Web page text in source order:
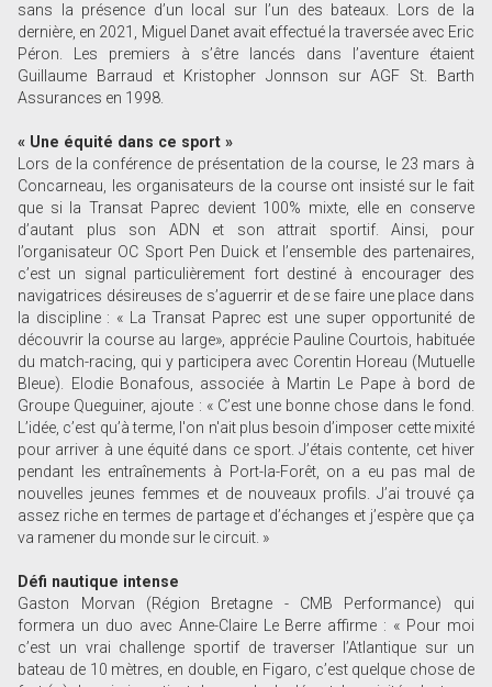
sans la présence d’un local sur l’un des bateaux. Lors de la
dernière, en 2021, Miguel Danet avait effectué la traversée avec Eric
Péron. Les premiers à s’être lancés dans l’aventure étaient
Guillaume Barraud et Kristopher Jonnson sur AGF St. Barth
Assurances en 1998.
« Une équité dans ce sport »
Lors de la conférence de présentation de la course, le 23 mars à
Concarneau, les organisateurs de la course ont insisté sur le fait
que si la Transat Paprec devient 100% mixte, elle en conserve
d’autant plus son ADN et son attrait sportif. Ainsi, pour
l’organisateur OC Sport Pen Duick et l’ensemble des partenaires,
c’est un signal particulièrement fort destiné à encourager des
navigatrices désireuses de s’aguerrir et de se faire une place dans
la discipline : « La Transat Paprec est une super opportunité de
découvrir la course au large», apprécie Pauline Courtois, habituée
du match-racing, qui y participera avec Corentin Horeau (Mutuelle
Bleue). Elodie Bonafous, associée à Martin Le Pape à bord de
Groupe Queguiner, ajoute : « C’est une bonne chose dans le fond.
L’idée, c’est qu’à terme, l'on n'ait plus besoin d’imposer cette mixité
pour arriver à une équité dans ce sport. J’étais contente, cet hiver
pendant les entraînements à Port-la-Forêt, on a eu pas mal de
nouvelles jeunes femmes et de nouveaux profils. J’ai trouvé ça
assez riche en termes de partage et d’échanges et j’espère que ça
va ramener du monde sur le circuit. »
Défi nautique intense
Gaston Morvan (Région Bretagne - CMB Performance) qui
formera un duo avec Anne-Claire Le Berre affirme : « Pour moi
c’est un vrai challenge sportif de traverser l’Atlantique sur un
bateau de 10 mètres, en double, en Figaro, c’est quelque chose de